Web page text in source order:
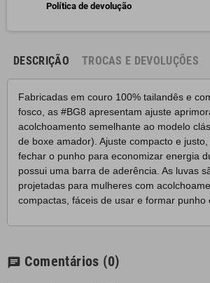
Política de devolução
DESCRIÇÃO TROCAS E DEVOLUÇÕES
Fabricadas em couro 100% tailandês e
fosco, as #BG8 apresentam ajuste
acolchoamento semelhante ao modelo
de boxe amador). Ajuste compacto e
fechar o punho para economizar energia
possui uma barra de aderência. As luvas
projetadas para mulheres com
compactas, fáceis de usar e formar punho
chat Comentários (0)